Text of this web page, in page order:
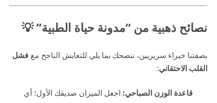
نصائح ذهبية من “مدونة حياة الطبية” 💡
بصفتنا خبراء سريريين، ننصحك بما يلي للتعايش الناجح مع فشل
القلب الاحتقاني:
قاعدة الوزن الصباحي: اجعل الميزان صديقك الأول؛ أي